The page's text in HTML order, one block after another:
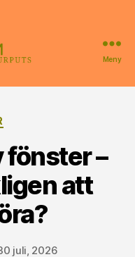
Meny
–
att
juli, 2026